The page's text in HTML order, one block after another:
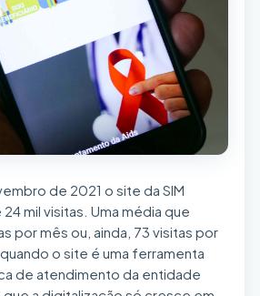
de 2021 o site da SIM
mil visitas. Uma média que
por mês ou, ainda, 73 visitas por
o site é uma ferramenta
de atendimento da entidade